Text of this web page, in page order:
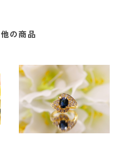
の商品